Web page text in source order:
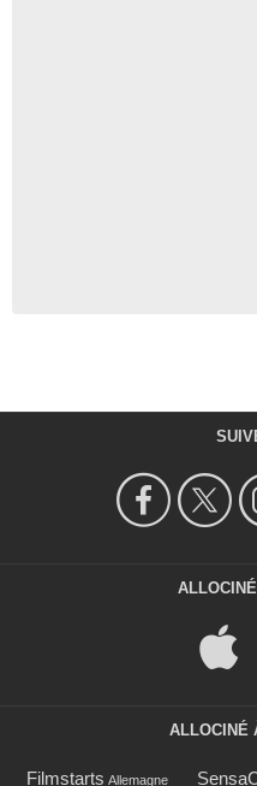
ALLOCINÉ
Filmstarts Allemagne